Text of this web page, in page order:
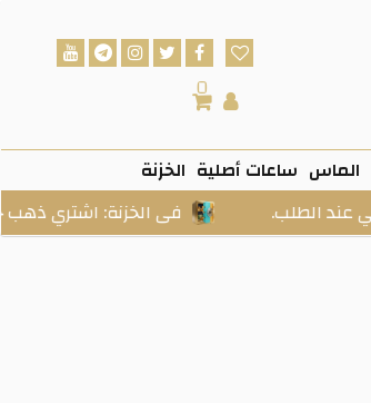
0
الماس ساعات أصلية الخزنة
فى الخزنة: اشتري ذهب حقيقي…